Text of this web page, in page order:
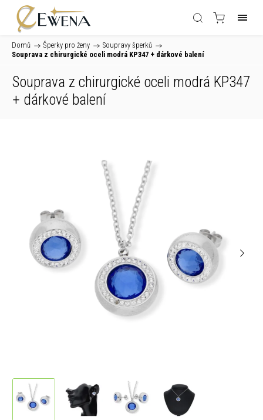
Domů / Šperky pro ženy / Soupravy šperků /
Souprava z chirurgické oceli modrá KP347 + dárkové balení
Souprava z chirurgické oceli modrá KP347
+ dárkové balení